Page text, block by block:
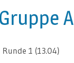
Gruppe A
Runde 1 (13.04)